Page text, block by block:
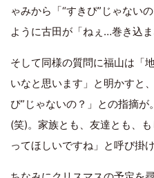
ゃみから「“すきぴ”じゃない
ように古田が「ねぇ…巻き込ま
そして同様の質問に福山は「
いなと思います」と明かすと
ぴ”じゃないの？」との指摘
(笑)。家族とも、友達とも、
ってほしいですね」と呼び掛け